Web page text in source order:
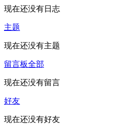
现在还没有日志
主题
现在还没有主题
留言板全部
现在还没有留言
好友
现在还没有好友